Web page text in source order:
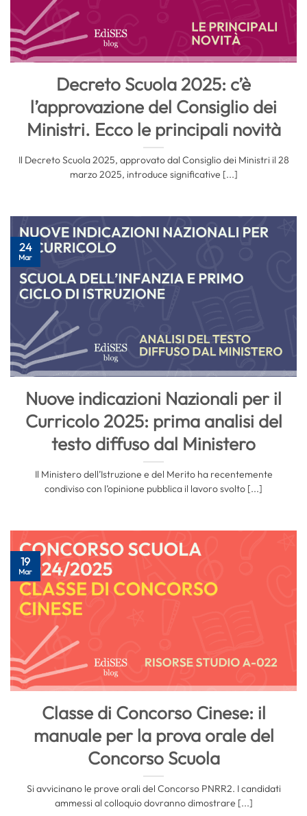
Decreto Scuola 2025: c’è
l’approvazione del Consiglio dei
Ministri. Ecco le principali novità
Il Decreto Scuola 2025, approvato dal Consiglio dei Ministri il 28
marzo 2025, introduce significative [...]
Nuove indicazioni Nazionali per il
Curricolo 2025: prima analisi del
testo diffuso dal Ministero
Il Ministero dell’Istruzione e del Merito ha recentemente
condiviso con l’opinione pubblica il lavoro svolto [...]
24
Mar
Classe di Concorso Cinese: il
manuale per la prova orale del
Concorso Scuola
Si avvicinano le prove orali del Concorso PNRR2. I candidati
ammessi al colloquio dovranno dimostrare [...]
19
Mar